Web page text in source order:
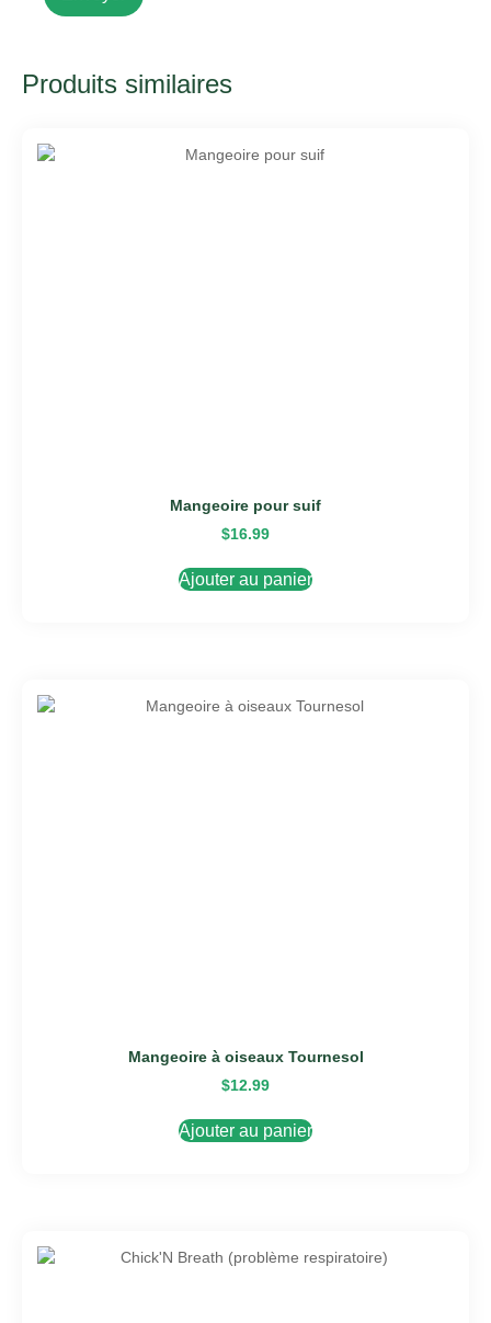
Produits similaires
Mangeoire pour suif
$16.99
Ajouter au panier
Mangeoire à oiseaux Tournesol
$12.99
Ajouter au panier